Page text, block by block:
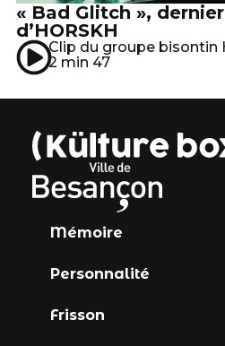
« Bad Glitch »,
d’HORSKH
Clip du groupe bisontin
2 min 47
Mémoire
Personnalité
Frisson